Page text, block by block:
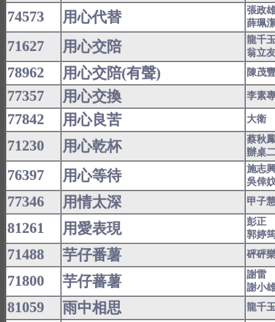
74573 用心代替
張政
薛珮
71627 用心交陪
龍千
翁立
78962 用心交陪(有聲) 陳茂
77357 用心交換 李素
77842 用心良苦 大衛
71230 用心乾杯
蔡秋
辦桌
76397 用心等待
施志
吳倖
77346 用情太深 甲子
81261 用愛表現
彭正
郭婷
71488 芋仔番薯 砰砰
71800 芋仔蕃薯
謝雷
謝小
81059 雨中相思 龍千